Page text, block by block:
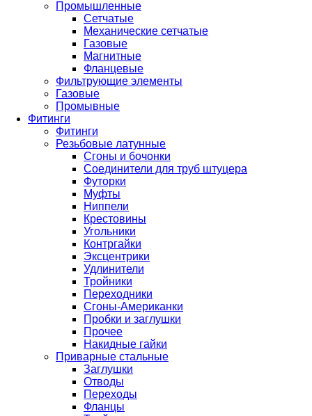
Промышленные
Сетчатые
Механические сетчатые
Газовые
Магнитные
Фланцевые
Фильтрующие элементы
Газовые
Промывные
Фитинги
Фитинги
Резьбовые латунные
Сгоны и бочонки
Соединители для труб штуцера
Футорки
Муфты
Ниппели
Крестовины
Угольники
Контргайки
Эксцентрики
Удлинители
Тройники
Переходники
Сгоны-Американки
Пробки и заглушки
Прочее
Накидные гайки
Приварные стальные
Заглушки
Отводы
Переходы
Фланцы